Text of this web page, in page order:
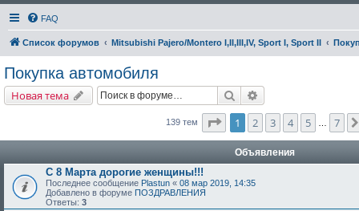
FAQ
Список форумов Mitsubishi Pajero/Montero I,II,III,IV, Sport I, Sport II
Покупка автомобиля
Новая тема Поиск
139 тем Страница1 из
1 2 3 4 5 7
Объявления
С 8 Марта дорогие женщины!!!
Последнее сообщение Plastun « 08 мар 2019, 14:35
Добавлено в форуме ПОЗДРАВЛЕНИЯ
Ответы: 3